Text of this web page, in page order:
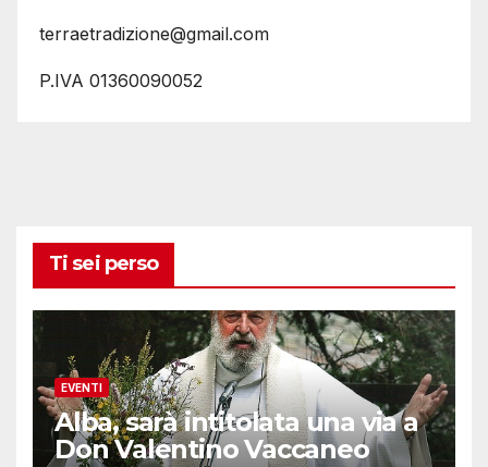
terraetradizione@gmail.com
P.IVA 01360090052
Ti sei perso
EVENTI
Alba, sarà intitolata una via a
Don Valentino Vaccaneo